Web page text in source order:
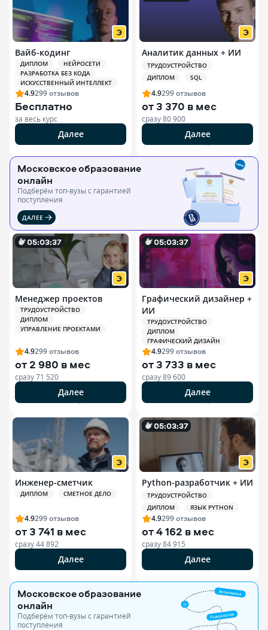
Вайб-кодинг
ДИПЛОМ
НЕЙРОСЕТИ
РАЗРАБОТКА БЕЗ КОДА
ИСКУССТВЕННЫЙ ИНТЕЛЛЕКТ
4.9299отзывов
Бесплатно
за весь курс
Далее
Аналитик данных + ИИ
ТРУДОУСТРОЙСТВО
ДИПЛОМ
SQL
4.9299отзывов
от3 370 в мес
сразу80 900
Далее
Московское образование
онлайн
Подберём топ-вузы c гарантией
поступления
ДАЛЕЕ
05:03:35
Менеджер проектов
ТРУДОУСТРОЙСТВО
ДИПЛОМ
УПРАВЛЕНИЕ ПРОЕКТАМИ
4.9299отзывов
от2 980 в мес
сразу71 520
Далее
05:03:35
Графический дизайнер +
ИИ
ТРУДОУСТРОЙСТВО
ДИПЛОМ
ГРАФИЧЕСКИЙ ДИЗАЙН
4.9299отзывов
от3 733 в мес
сразу89 600
Далее
Инженер-сметчик
ДИПЛОМ СМЕТНОЕ ДЕЛО
4.9299отзывов
от3 741 в мес
сразу44 892
Далее
05:03:35
Python-разработчик + ИИ
ТРУДОУСТРОЙСТВО
ДИПЛОМ
ЯЗЫК PYTHON
4.9299отзывов
от4 162 в мес
сразу84 915
Далее
Московское образование
онлайн
Подберём топ-вузы c гарантией
поступления